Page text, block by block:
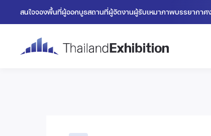
สนใจจองพื้นที่ผู้ออกบูธสถานที่ผู้จัดงานผู้รับเหมาภาพบรรยากาศ